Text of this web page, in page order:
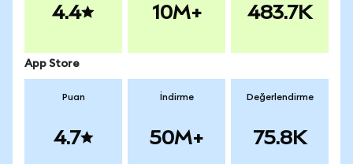
4.4 10M+ 483.7K
App Store
Puan
4.7
İndirme
50M+
Değerlendirme
75.8K